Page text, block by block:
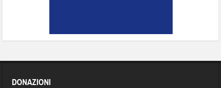
DONAZIONI